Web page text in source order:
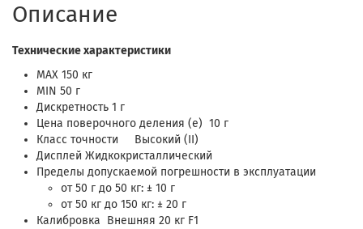
Описание
Технические характеристики
MAX 150 кг
MIN 50 г
Дискретность 1 г
Цена поверочного деления (e) 10 г
Класс точности Высокий (II)
Дисплей Жидкокристаллический
Пределы допускаемой погрешности в эксплуатации
от 50 г до 50 кг: ± 10 г
от 50 кг до 150 кг: ± 20 г
Калибровка Внешняя 20 кг F1